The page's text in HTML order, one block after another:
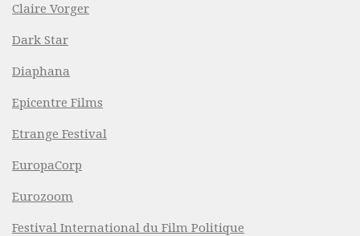
Claire Vorger
Dark Star
Diaphana
Epicentre Films
Etrange Festival
EuropaCorp
Eurozoom
Festival International du Film Politique